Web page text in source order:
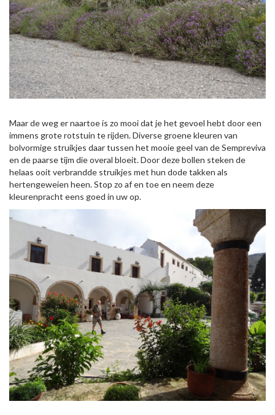
Maar de weg er naartoe is zo mooi dat je het gevoel hebt door een
immens grote rotstuin te rijden. Diverse groene kleuren van
bolvormige struikjes daar tussen het mooie geel van de Sempreviva
en de paarse tijm die overal bloeit. Door deze bollen steken de
helaas ooit verbrandde struikjes met hun dode takken als
hertengeweien heen. Stop zo af en toe en neem deze
kleurenpracht eens goed in uw op.